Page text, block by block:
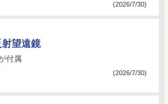
(2026/7/30)
望遠鏡
付属
(2026/7/30)